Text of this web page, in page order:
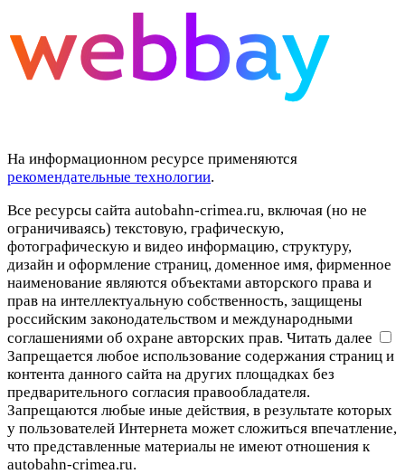
На информационном ресурсе применяются
рекомендательные технологии.
Все ресурсы сайта autobahn-crimea.ru, включая (но не
ограничиваясь) текстовую, графическую,
фотографическую и видео информацию, структуру,
дизайн и оформление страниц, доменное имя, фирменное
наименование являются объектами авторского права и
прав на интеллектуальную собственность, защищены
российским законодательством и международными
соглашениями об охране авторских прав. Читать далее
Запрещается любое использование содержания страниц и
контента данного сайта на других площадках без
предварительного согласия правообладателя.
Запрещаются любые иные действия, в результате которых
у пользователей Интернета может сложиться впечатление,
что представленные материалы не имеют отношения к
autobahn-crimea.ru.